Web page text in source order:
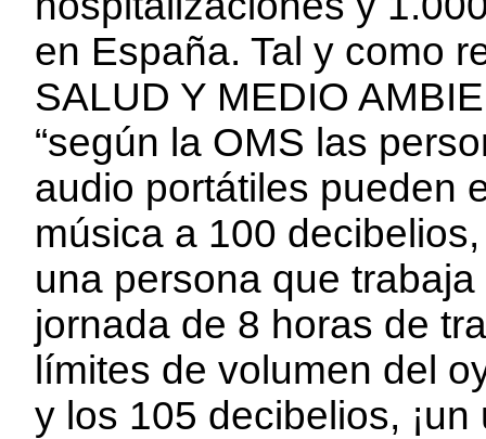
en España. Tal y como
SALUD Y MEDIO
“según la OMS las
audio portátiles pueden
música a 100
una persona que
jornada de 8 horas de
límites de volumen del
y los 105 decibelios,